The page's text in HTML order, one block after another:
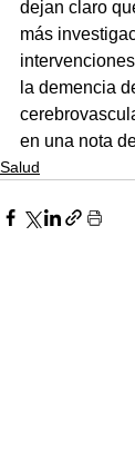
dejan claro
más
la demencia
en una nota
Salud